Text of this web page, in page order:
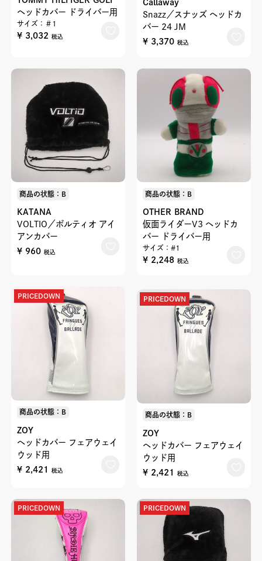
ヘッドカバー ドライバー用
サイズ：＃1
¥ 3,032 税込
Callaway
Snazz／スナッズ ヘッドカ
バー 24 JM
¥ 3,370 税込
商品の状態：B
KATANA
VOLTIO／ボルティオ アイ
アンカバー
¥ 960 税込
商品の状態：B
OTHER BRAND
仮面ライダーV3 ヘッドカ
バー ドライバー用
サイズ：#1
¥ 2,248 税込
PRICEDOWN
商品の状態：B
ZOY
ヘッドカバー フェアウェイ
ウッド用
¥ 2,421
税込
PRICEDOWN
商品の状態：B
ZOY
ヘッドカバー フェアウェイ
ウッド用
¥ 2,421
税込
PRICEDOWN PRICEDOWN